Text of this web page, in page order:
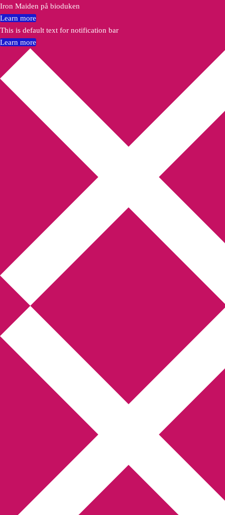
Annikas litteratur-
och kulturblogg
Deckare, kriminalromaner, thrillers
Hem Författarfemman
Webbshop Amazon
Bokbloggsjerka Bloggmaraton
Kriminalroman Min tv-blogg
You are here: Bokbloggsjerka
Bokbloggsjerka 6 – 9
september
Iron Maiden på bioduken
Learn more
This is default text for notification bar
Learn more